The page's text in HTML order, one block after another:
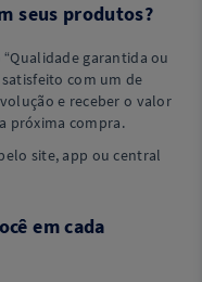
seus produtos?
garantida ou
com um de
e receber o valor
próxima compra.
site, app ou central
em cada